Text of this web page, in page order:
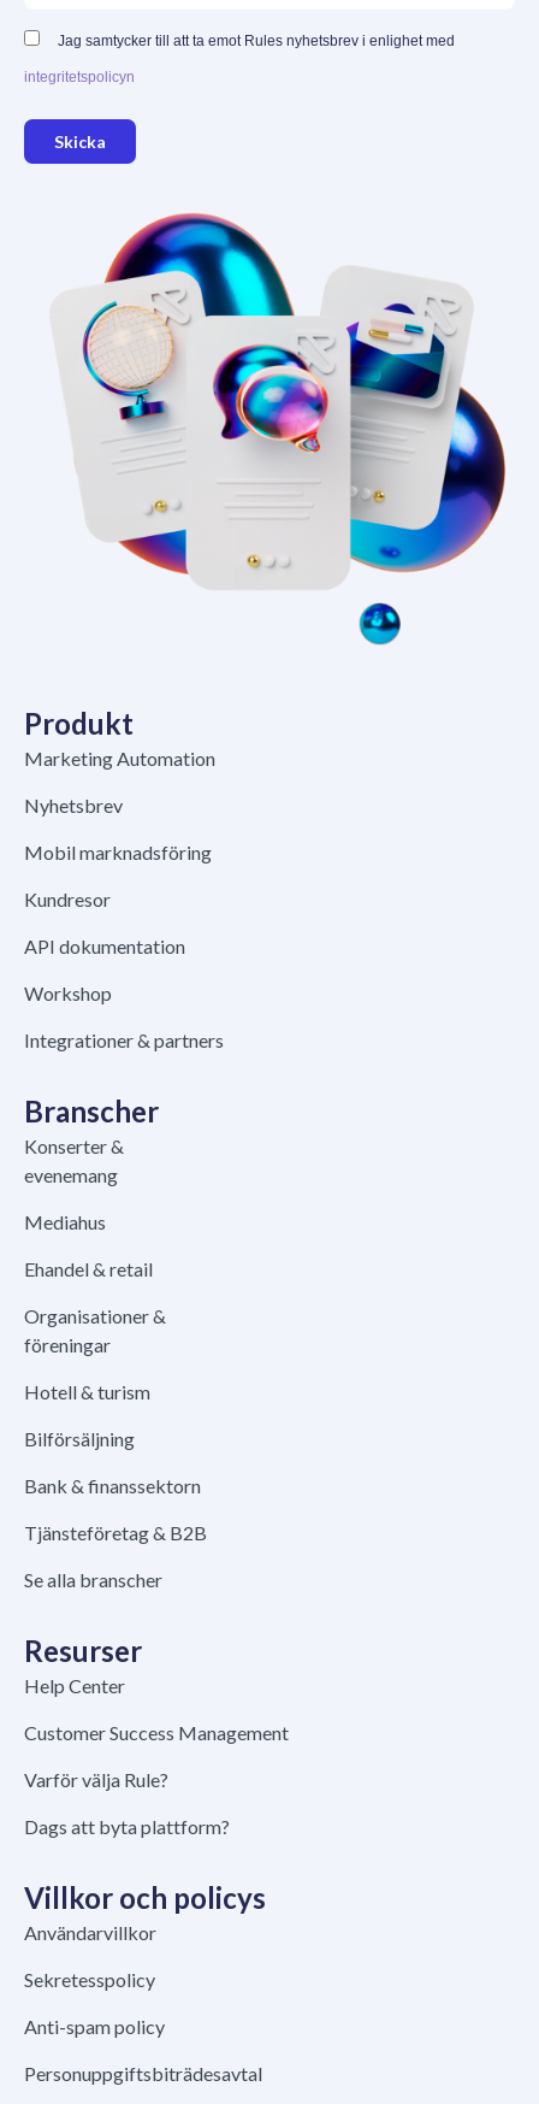
Jag samtycker till att ta emot Rules nyhetsbrev i enlighet med
integritetspolicyn
Skicka
Produkt
Marketing Automation
Nyhetsbrev
Mobil marknadsföring
Kundresor
API dokumentation
Workshop
Integrationer & partners
Branscher
Konserter &
evenemang
Mediahus
Ehandel & retail
Organisationer &
föreningar
Hotell & turism
Bilförsäljning
Bank & finanssektorn
Tjänsteföretag & B2B
Se alla branscher
Resurser
Help Center
Customer Success Management
Varför välja Rule?
Dags att byta plattform?
Villkor och policys
Användarvillkor
Sekretesspolicy
Anti-spam policy
Personuppgiftsbiträdesavtal